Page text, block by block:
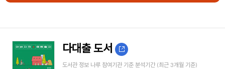
다대출 도서
도서관 정보 나루 참여기관 기준 분석기간 (최근 3개월 기준)